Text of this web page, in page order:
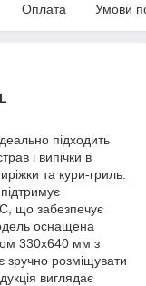
Оплата Умови
підходить
і випічки в
та кури-гриль.
що забезпечує
оснащена
330x640 мм з
розміщувати
виглядає